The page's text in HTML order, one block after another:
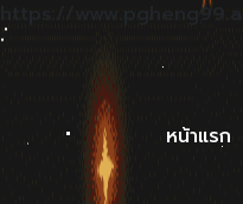
https://www.pgheng99.ai/
หน้าแรก